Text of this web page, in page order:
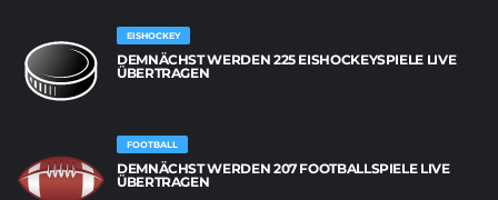
EISHOCKEY
DEMNÄCHST WERDEN 225 EISHOCKEYSPIELE LIVE
ÜBERTRAGEN
FOOTBALL
DEMNÄCHST WERDEN 207 FOOTBALLSPIELE LIVE
ÜBERTRAGEN